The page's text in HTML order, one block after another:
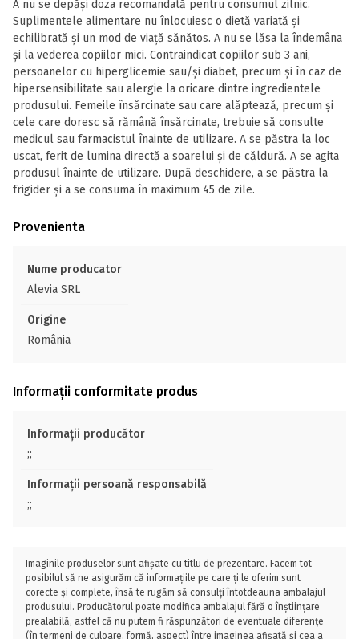
A nu se depăși doza recomandată pentru consumul zilnic.
Suplimentele alimentare nu înlocuiesc o dietă variată și
echilibrată și un mod de viaţă sănătos. A nu se lăsa la îndemâna
și la vederea copiilor mici. Contraindicat copiilor sub 3 ani,
persoanelor cu hiperglicemie sau/și diabet, precum și în caz de
hipersensibilitate sau alergie la oricare dintre ingredientele
produsului. Femeile însărcinate sau care alăptează, precum și
cele care doresc să rămână însărcinate, trebuie să consulte
medicul sau farmacistul înainte de utilizare. A se păstra la loc
uscat, ferit de lumina directă a soarelui și de căldură. A se agita
produsul înainte de utilizare. După deschidere, a se păstra la
frigider și a se consuma în maximum 45 de zile.
Provenienta
Nume producator
Alevia SRL
Origine
România
Informații conformitate produs
Informații producător
;;
Informații persoană responsabilă
;;
Imaginile produselor sunt afișate cu titlu de prezentare. Facem tot
posibilul să ne asigurăm că informațiile pe care ți le oferim sunt
corecte și complete, însă te rugăm să consulți întotdeauna ambalajul
produsului. Producătorul poate modifica ambalajul fără o înștiințare
prealabilă, astfel că nu putem fi răspunzători de eventuale diferențe
(în termeni de culoare, formă, aspect) între imaginea afișată și cea a